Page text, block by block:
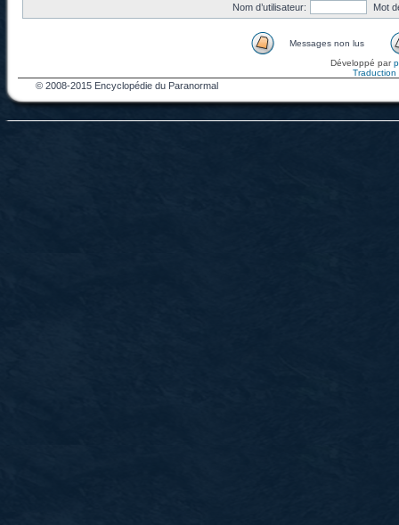
Nom d’utilisateur: Mot
Messages non lus
Développé par
Traduction
© 2008-2015 Encyclopédie du Paranormal